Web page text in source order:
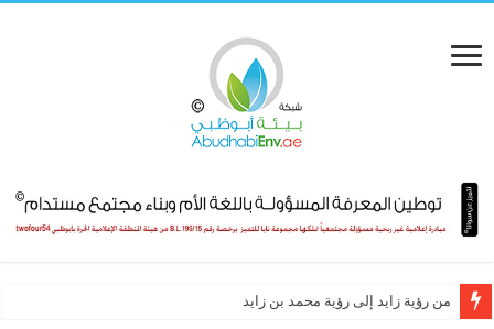
من رؤية زايد إلى رؤية محمد بن زايد